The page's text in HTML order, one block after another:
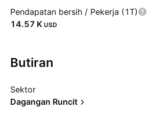
Pendapatan bersih / Pekerja (1T)
‪14.57 K‬ USD
Butiran
Sektor
Dagangan Runcit